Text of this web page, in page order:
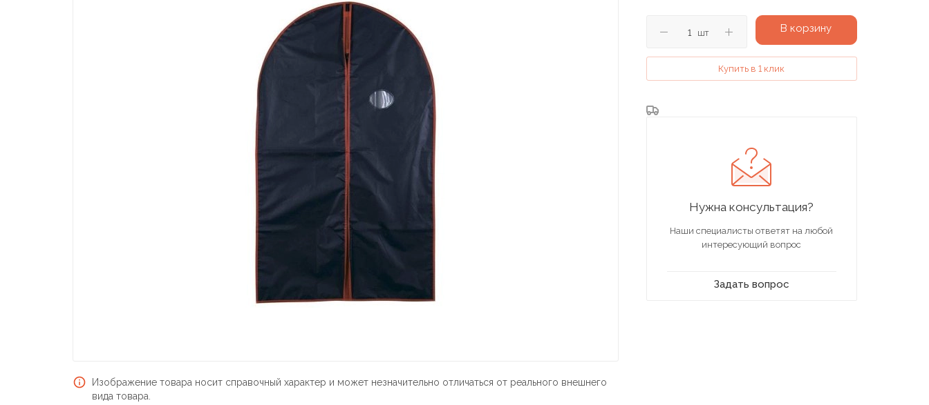
Изображение товара носит справочный характер и может незначительно отличаться от реального внешнего
вида товара.
шт В корзину
Купить в 1 клик
Нужна консультация?
Наши специалисты ответят на любой
интересующий вопрос
Задать вопрос